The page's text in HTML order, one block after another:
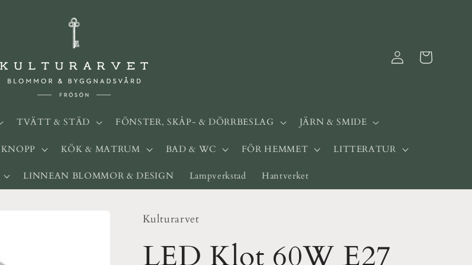
TVÄTT & STÄD FÖNSTER, SKÅP- & DÖRRBESLAG JÄRN & SMIDE
KÖK & MATRUM BAD & WC FÖR HEMMET LITTERATUR
LINNEAN BLOMMOR & DESIGN Lampverkstad Hantverket
Logga
in
Varukorg
Kulturarvet
LED Klot 60W E27